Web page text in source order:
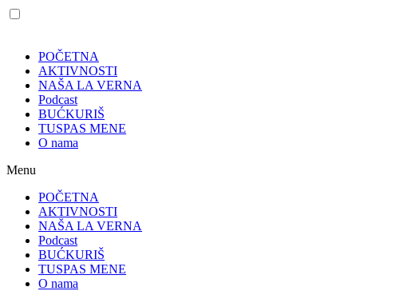
POČETNA
AKTIVNOSTI
NAŠA LA VERNA
Podcast
BUĆKURIŠ
TUSPAS MENE
O nama
Menu
POČETNA
AKTIVNOSTI
NAŠA LA VERNA
Podcast
BUĆKURIŠ
TUSPAS MENE
O nama